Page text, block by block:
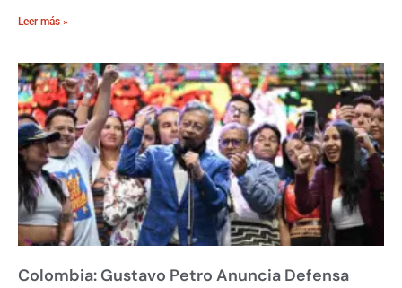
Leer más »
Colombia: Gustavo Petro Anuncia Defensa